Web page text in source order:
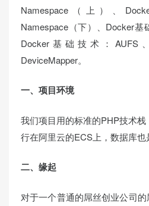
Namespace（上）、
Namespace（下）、Docker基
Docker基础技术：AUFS
DeviceMapper。
一、项目环境
我们项目用的标准的PHP技术
行在阿里云的ECS上，数据库也
二、缘起
对于一个普通的屌丝创业公司